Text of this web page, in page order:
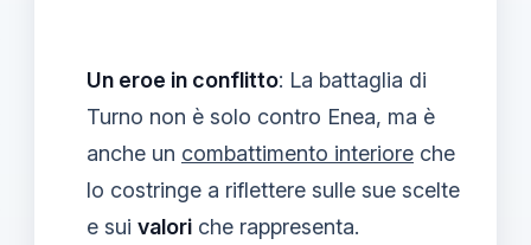
Un eroe in conflitto: La battaglia di
Turno non è solo contro Enea, ma è
anche un combattimento interiore che
lo costringe a riflettere sulle sue scelte
e sui valori che rappresenta.